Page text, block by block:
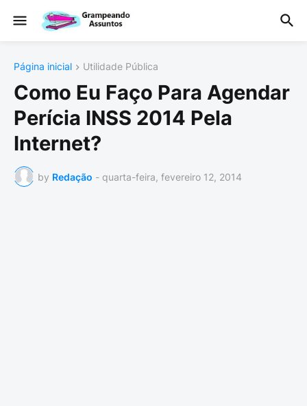
Página inicial Utilidade Pública
Como Eu Faço Para Agendar
Perícia INSS 2014 Pela
Internet?
by Redação - quarta-feira, fevereiro 12, 2014